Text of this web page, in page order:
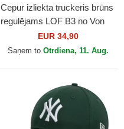
Cepur izliekta truckeris brūns
regulējams LOF B3 no Von
EUR 34,90
Saņem to Otrdiena, 11. Aug.